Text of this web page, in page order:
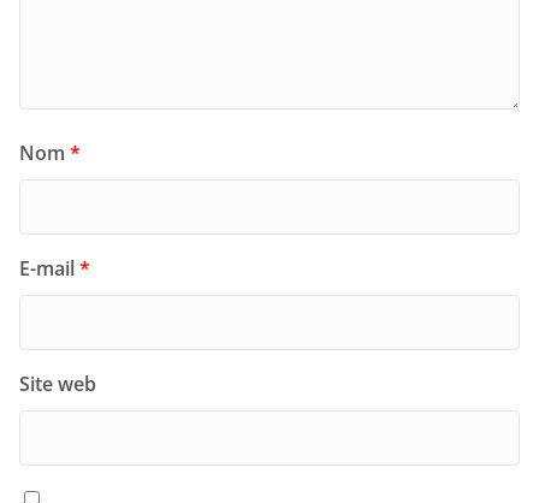
Nom *
E-mail*
Site web